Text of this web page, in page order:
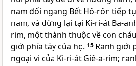
nam đối ngang Bết Hô-rôn tiếp
nam, và dừng lại tại Ki-ri-át Ba-
rim, một thành thuộc về con
giới phía tây của họ. 15 Ranh giới
ngoại vi của Ki-ri-át Giê-a-rim;